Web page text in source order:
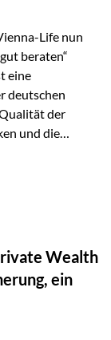
Life nun
beraten“
eine
deutschen
der
und die
der
in der
beraten“
können unsere
Wealth
ein